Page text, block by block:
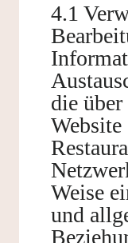
4.1
die
Website
Weise
und